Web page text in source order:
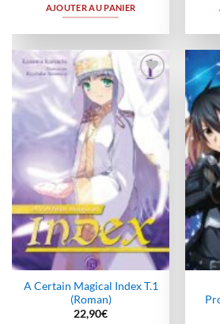
AJOUTER AU PANIER
Ajouter
à la
wishlist
A Certain Magical Index T.1
(Roman)
22,90€